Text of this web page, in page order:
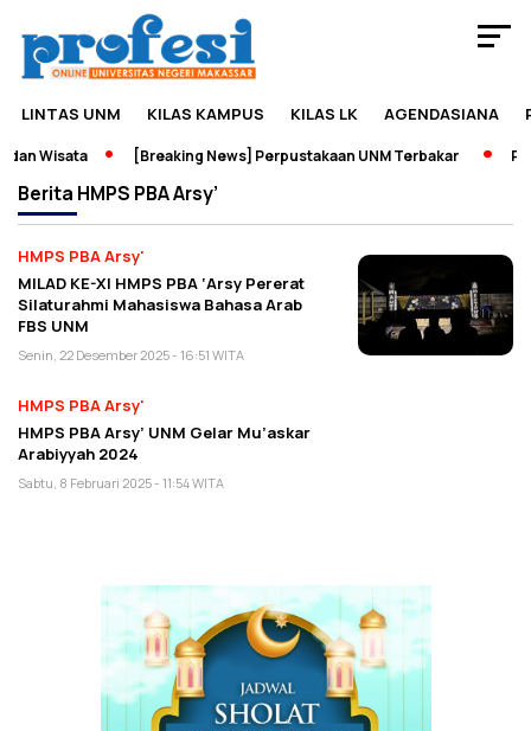
LINTAS UNM KILAS KAMPUS KILAS LK AGENDASIANA
Wisata [Breaking News] Perpustakaan UNM Terbakar
Berita HMPS PBA Arsy’
HMPS PBA Arsy'
MILAD KE-XI HMPS PBA ‘Arsy Pererat
Silaturahmi Mahasiswa Bahasa Arab
FBS UNM
Senin, 22 Desember 2025 - 16:51 WITA
HMPS PBA Arsy'
HMPS PBA Arsy’ UNM Gelar Mu’askar
Arabiyyah 2024
Sabtu, 8 Februari 2025 - 11:54 WITA